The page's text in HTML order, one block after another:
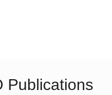
Publications